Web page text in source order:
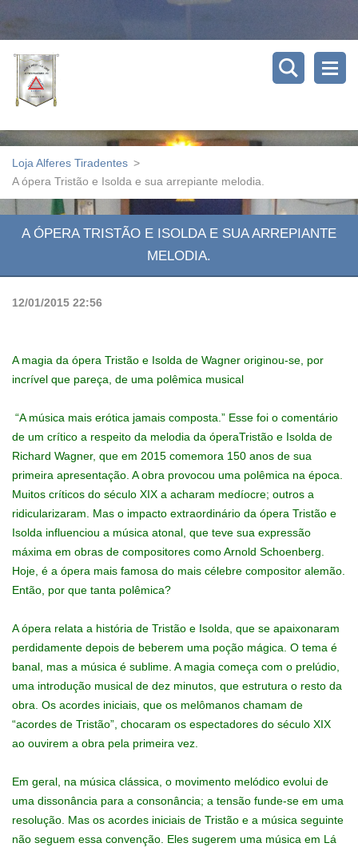
Loja Alferes Tiradentes >
A ópera Tristão e Isolda e sua arrepiante melodia.
A ÓPERA TRISTÃO E ISOLDA E SUA ARREPIANTE
MELODIA.
12/01/2015 22:56
A magia da ópera Tristão e Isolda de Wagner originou-se, por
incrível que pareça, de uma polêmica musical
“A música mais erótica jamais composta.” Esse foi o comentário
de um crítico a respeito da melodia da óperaTristão e Isolda de
Richard Wagner, que em 2015 comemora 150 anos de sua
primeira apresentação. A obra provocou uma polêmica na época.
Muitos críticos do século XIX a acharam medíocre; outros a
ridicularizaram. Mas o impacto extraordinário da ópera Tristão e
Isolda influenciou a música atonal, que teve sua expressão
máxima em obras de compositores como Arnold Schoenberg.
Hoje, é a ópera mais famosa do mais célebre compositor alemão.
Então, por que tanta polêmica?
A ópera relata a história de Tristão e Isolda, que se apaixonaram
perdidamente depois de beberem uma poção mágica. O tema é
banal, mas a música é sublime. A magia começa com o prelúdio,
uma introdução musical de dez minutos, que estrutura o resto da
obra. Os acordes iniciais, que os melômanos chamam de
“acordes de Tristão”, chocaram os espectadores do século XIX
ao ouvirem a obra pela primeira vez.
Em geral, na música clássica, o movimento melódico evolui de
uma dissonância para a consonância; a tensão funde-se em uma
resolução. Mas os acordes iniciais de Tristão e a música seguinte
não seguem essa convenção. Eles sugerem uma música em Lá